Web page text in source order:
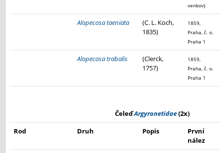
venkov)
Alopecosa taeniata
(C. L. Koch,
1835)
1859,
Praha, č. o.
Praha 1
Alopecosa trabalis
(Clerck,
1757)
1859,
Praha, č. o.
Praha 1
ČeleďArgyronetidae(2x)
Rod
Druh Popis
První
nález